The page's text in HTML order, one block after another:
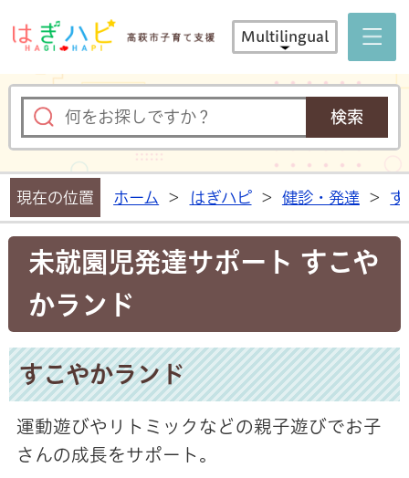
はぎハピ
Multilingual
現在の位置 ホーム > はぎハピ > 健診・発達 > す
未就園児発達サポート すこや
かランド
すこやかランド
運動遊びやリトミックなどの親子遊びでお子
さんの成長をサポート。